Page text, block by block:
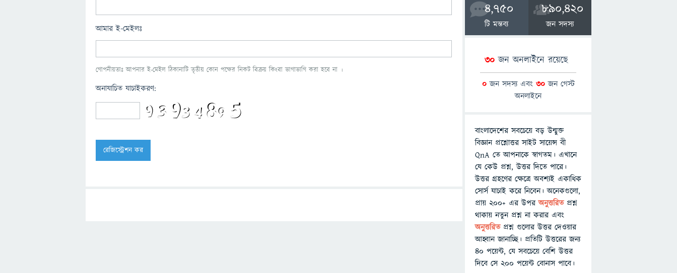
আমার ই-মেইলঃ
গোপনীয়তাঃ আপনার ই-মেইল ঠিকানাটি তৃতীয় কোন পক্ষের নিকট বিক্রয় কিংবা ভাগাভাগি করা হবে না ।
অনাযাচিত যাচাইকরণ:
4,750
টি মন্তব্য
890,420
জন সদস্য
30জন অনলাইনে রয়েছে
0জন সদস্য এবং 30জন গেস্ট
অনলাইনে
বাংলাদেশের সবচেয়ে বড় উন্মুক্ত
বিজ্ঞান প্রশ্নোত্তর সাইট সায়েন্স বী
QnA তে আপনাকে স্বাগতম। এখানে
যে কেউ প্রশ্ন, উত্তর দিতে পারে।
উত্তর গ্রহণের ক্ষেত্রে অবশ্যই একাধিক
সোর্স যাচাই করে নিবেন। অনেকগুলো,
প্রায় ২০০+ এর উপরঅনুত্তরিতপ্রশ্ন
থাকায় নতুন প্রশ্ন না করার এবং
অনুত্তরিত প্রশ্ন গুলোর উত্তর দেওয়ার
আহ্বান জানাচ্ছি। প্রতিটি উত্তরের জন্য
৪০ পয়েন্ট, যে সবচেয়ে বেশি উত্তর
দিবে সে ২০০ পয়েন্ট বোনাস পাবে।